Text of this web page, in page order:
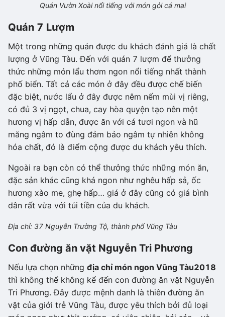
Quán Vườn Xoài nổi tiếng với món gỏi cá mai
Quán 7 Lượm
Một trong những quán được du khách đánh giá là chất
lượng ở Vũng Tàu. Đến với quán 7 lượm để thưởng
thức những món lẩu thơm ngon nổi tiếng nhất thành
phố biển. Tất cả các món ở đây đều được chế biến
đặc biệt, nước lẩu ở đây được nêm nếm mùi vị riêng,
có đủ 3 vị ngọt, chua, cay hòa quyện tạo nên một
hương vị hấp dẫn, được ăn với cá tươi ngon và hũ
măng ngâm to đùng đảm bảo ngâm tự nhiên không
hóa chất, đó là điểm cộng được du khách yêu thích.
Ngoài ra bạn còn có thể thưởng thức những món ăn,
đặc sản khác cũng khá ngon như nghêu hấp sả, ốc
hương xào me, ghẹ hấp… giá ở đây cũng có giá bình
dân rất vừa với túi tiền của du khách.
Địa chỉ: 37 Nguyễn Trường Tộ, thành phố Vũng Tàu
Con đường ăn vặt Nguyễn Tri Phương
Nếu lựa chọn những địa chỉ món ngon Vũng Tàu2018
thì không thể không kể đến con đường ăn vặt Nguyễn
Tri Phương. Đây được mệnh danh là thiên đường ăn
vặt của giới trẻ Vũng Tàu, được yêu thích bởi đủ loại